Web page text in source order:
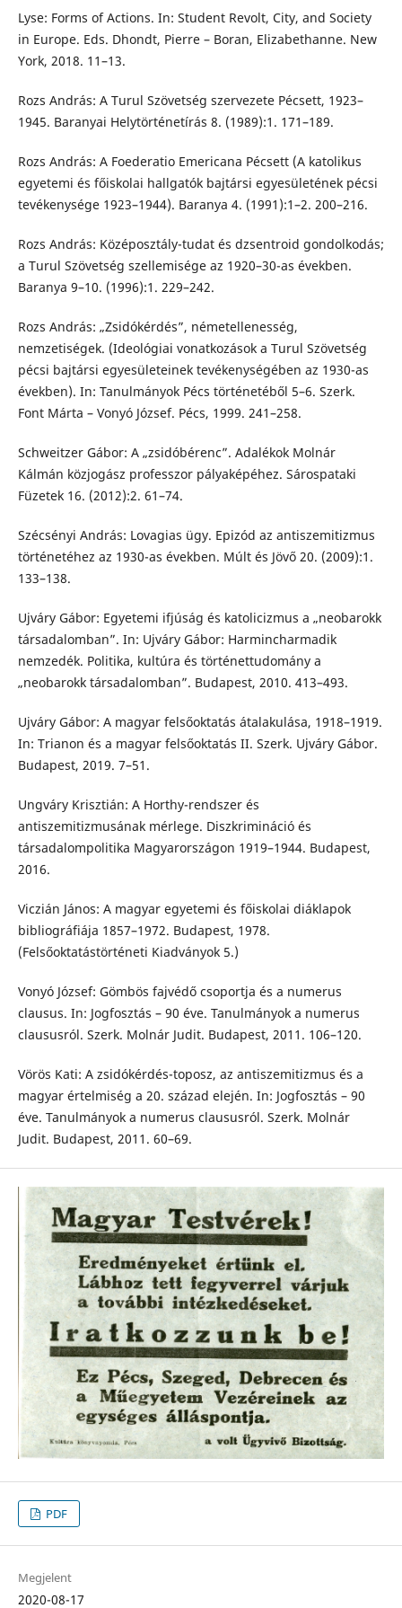
Lyse: Forms of Actions. In: Student Revolt, City, and Society
in Europe. Eds. Dhondt, Pierre – Boran, Elizabethanne. New
York, 2018. 11–13.
Rozs András: A Turul Szövetség szervezete Pécsett, 1923–
1945. Baranyai Helytörténetírás 8. (1989):1. 171–189.
Rozs András: A Foederatio Emericana Pécsett (A katolikus
egyetemi és főiskolai hallgatók bajtársi egyesületének pécsi
tevékenysége 1923–1944). Baranya 4. (1991):1–2. 200–216.
Rozs András: Középosztály-tudat és dzsentroid gondolkodás;
a Turul Szövetség szellemisége az 1920–30-as években.
Baranya 9–10. (1996):1. 229–242.
Rozs András: „Zsidókérdés”, németellenesség,
nemzetiségek. (Ideológiai vonatkozások a Turul Szövetség
pécsi bajtársi egyesületeinek tevékenységében az 1930-as
években). In: Tanulmányok Pécs történetéből 5–6. Szerk.
Font Márta – Vonyó József. Pécs, 1999. 241–258.
Schweitzer Gábor: A „zsidóbérenc”. Adalékok Molnár
Kálmán közjogász professzor pályaképéhez. Sárospataki
Füzetek 16. (2012):2. 61–74.
Szécsényi András: Lovagias ügy. Epizód az antiszemitizmus
történetéhez az 1930-as években. Múlt és Jövő 20. (2009):1.
133–138.
Ujváry Gábor: Egyetemi ifjúság és katolicizmus a „neobarokk
társadalomban”. In: Ujváry Gábor: Harmincharmadik
nemzedék. Politika, kultúra és történettudomány a
„neobarokk társadalomban”. Budapest, 2010. 413–493.
Ujváry Gábor: A magyar felsőoktatás átalakulása, 1918–1919.
In: Trianon és a magyar felsőoktatás II. Szerk. Ujváry Gábor.
Budapest, 2019. 7–51.
Ungváry Krisztián: A Horthy-rendszer és
antiszemitizmusának mérlege. Diszkrimináció és
társadalompolitika Magyarországon 1919–1944. Budapest,
2016.
Viczián János: A magyar egyetemi és főiskolai diáklapok
bibliográfiája 1857–1972. Budapest, 1978.
(Felsőoktatástörténeti Kiadványok 5.)
Vonyó József: Gömbös fajvédő csoportja és a numerus
clausus. In: Jogfosztás – 90 éve. Tanulmányok a numerus
claususról. Szerk. Molnár Judit. Budapest, 2011. 106–120.
Vörös Kati: A zsidókérdés-toposz, az antiszemitizmus és a
magyar értelmiség a 20. század elején. In: Jogfosztás – 90
éve. Tanulmányok a numerus claususról. Szerk. Molnár
Judit. Budapest, 2011. 60–69.
PDF
Megjelent
2020-08-17